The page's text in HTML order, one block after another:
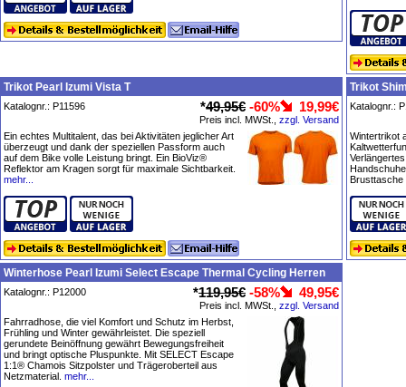
Trikot Pearl Izumi Vista T
Katalognr.: P11596 *49,95€ -60% 19,99€
Preis incl. MWSt., zzgl. Versand
Ein echtes Multitalent, das bei Aktivitäten jeglicher Art
überzeugt und dank der speziellen Passform auch
auf dem Bike volle Leistung bringt. Ein BioViz®
Reflektor am Kragen sorgt für maximale Sichtbarkeit.
mehr...
Trikot
Katalognr.:
Wintertrikot
Brusttasche
Winterhose Pearl Izumi Select Escape Thermal Cycling Herren
Katalognr.: P12000 *119,95€ -58% 49,95€
Preis incl. MWSt., zzgl. Versand
Fahrradhose, die viel Komfort und Schutz im Herbst,
Frühling und Winter gewährleistet. Die speziell
gerundete Beinöffnung gewährt Bewegungsfreiheit
und bringt optische Pluspunkte. Mit SELECT Escape
1:1® Chamois Sitzpolster und Trägeroberteil aus
Netzmaterial. mehr...